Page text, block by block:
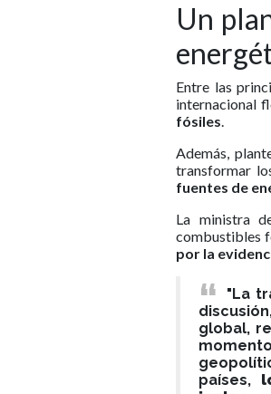
Un
Entre las
internacional
fósiles.
Además,
transformar
fuentes de
La ministra
combustibles
por la
"La
global,
países,